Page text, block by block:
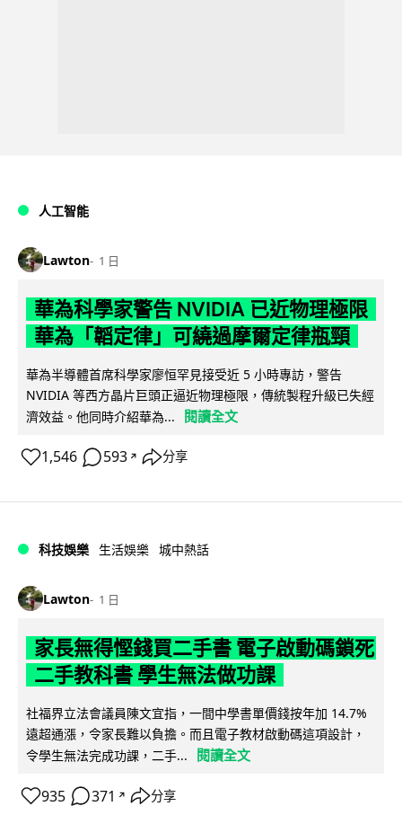
人工智能
Lawton 1 日
華為科學家警告 NVIDIA 已近物理極限
華為「韜定律」可繞過摩爾定律瓶頸
華為半導體首席科學家廖恒罕見接受近 5 小時專訪，警告
NVIDIA 等西方晶片巨頭正逼近物理極限，傳統製程升級已失經
濟效益。他同時介紹華為...
閱讀全文
1,546 593 ↗ 分享
科技娛樂 生活娛樂 城中熱話
Lawton 1 日
家長無得慳錢買二手書 電子啟動碼鎖死
二手教科書 學生無法做功課
社福界立法會議員陳文宜指，一間中學書單價錢按年加 14.7%
遠超通漲，令家長難以負擔。而且電子教材啟動碼這項設計，
令學生無法完成功課，二手...
閱讀全文
935 371 ↗ 分享